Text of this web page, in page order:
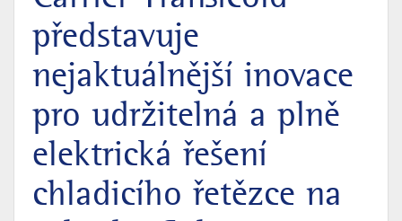
představuje
nejaktuálnější inovace
pro udržitelná a plně
elektrická řešení
chladicího řetězce na